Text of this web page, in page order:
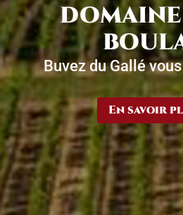
Buvez du Gallé
En savoir